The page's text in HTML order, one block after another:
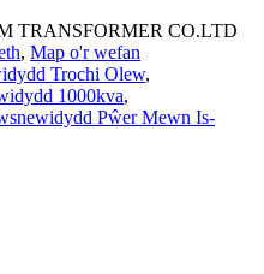
TRANSFORMER CO.LTD
, Map o'r wefan
Trochi Olew,
1000kva,
Pŵer Mewn Is-